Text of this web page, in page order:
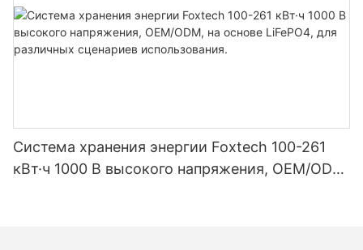
Система хранения энергии Foxtech 100-261
кВт·ч 1000 В высокого напряжения, OEM/ODM,